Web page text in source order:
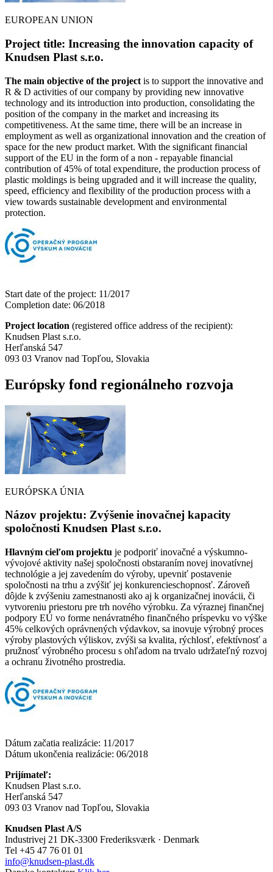
EUROPEAN UNION
Project title: Increasing the innovation capacity of
Knudsen Plast s.r.o.
The main objective of the project is to support the innovative and
R & D activities of our company by providing new innovative
technology and its introduction into production, consolidating the
position of the company in the market and increasing its
competitiveness. At the same time, there will be an increase in
employment as well as organizational innovation and the creation of
space for the new product market. With the significant financial
support of the EU in the form of a non - repayable financial
contribution of 45% of total expenditure, the production process of
plastic moldings is being upgraded and it will increase the quality,
speed, efficiency and flexibility of the production process with a
view towards sustainable development and environmental
protection.
Start date of the project: 11/2017
Completion date: 06/2018
Project location (registered office address of the recipient):
Knudsen Plast s.r.o.
Herľanská 547
093 03 Vranov nad Topľou, Slovakia
Európsky fond regionálneho rozvoja
EURÓPSKA ÚNIA
Názov projektu: Zvýšenie inovačnej kapacity
spoločnosti Knudsen Plast s.r.o.
Hlavným cieľom projektu je podporiť inovačné a výskumno-
vývojové aktivity našej spoločnosti obstaraním novej inovatívnej
technológie a jej zavedením do výroby, upevniť postavenie
spoločnosti na trhu a zvýšiť jej konkurencieschopnosť. Zároveň
dôjde k zvýšeniu zamestnanosti ako aj k organizačnej inovácii, či
vytvoreniu priestoru pre trh nového výrobku. Za výraznej finančnej
podpory EÚ vo forme nenávratného finančného príspevku vo výške
45% celkových oprávnených výdavkov, sa inovuje výrobný proces
výroby plastových výliskov, zvýši sa kvalita, rýchlosť, efektívnosť a
pružnosť výrobného procesu s ohľadom na trvalo udržateľný rozvoj
a ochranu životného prostredia.
Dátum začatia realizácie: 11/2017
Dátum ukončenia realizácie: 06/2018
Prijímateľ:
Knudsen Plast s.r.o.
Herľanská 547
093 03 Vranov nad Topľou, Slovakia
Knudsen Plast A/S
Industrivej 21 DK-3300 Frederiksværk · Denmark
Tel +45 47 76 01 01
info@knudsen-plast.dk